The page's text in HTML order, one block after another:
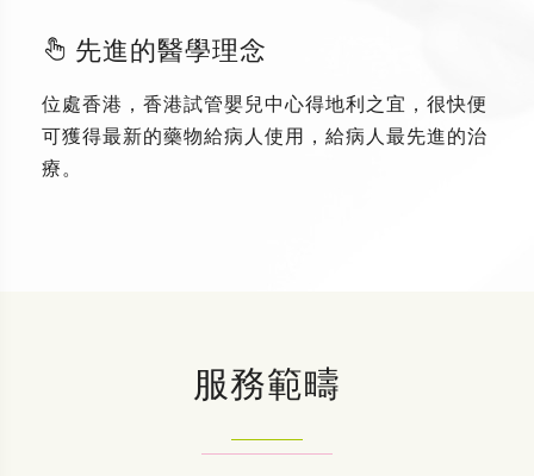
先進的醫學理念
位處香港，香港試管嬰兒中心得地利之宜，很快便
可獲得最新的藥物給病人使用，給病人最先進的治
療。
服務範疇